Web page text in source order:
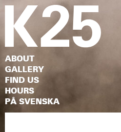
ABOUT
GALLERY
FIND US
HOURS
PÅ SVENSKA